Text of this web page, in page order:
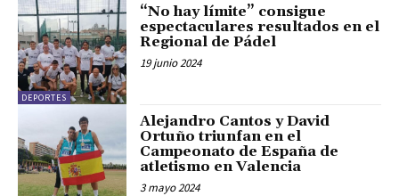
DEPORTES
“No hay límite” consigue
espectaculares resultados en el
Regional de Pádel
19 junio 2024
Alejandro Cantos y David
Ortuño triunfan en el
Campeonato de España de
atletismo en Valencia
3 mayo 2024